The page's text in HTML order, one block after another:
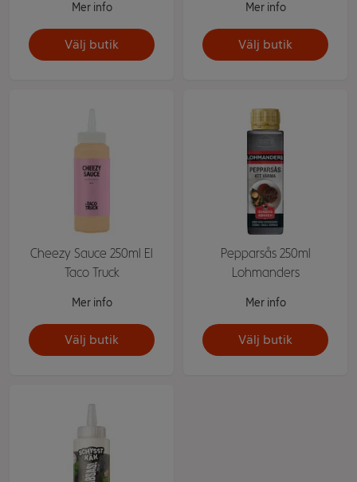
Mer info
Välj butik
Mer info
Välj butik
Cheezy Sauce 250ml El
Taco Truck
Mer info
Välj butik
Pepparsås 250ml
Lohmanders
Mer info
Välj butik